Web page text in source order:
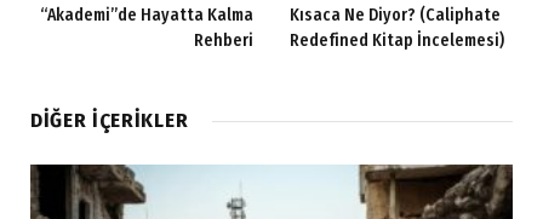
“Akademi”de Hayatta Kalma
Rehberi
Kısaca Ne Diyor? (Caliphate
Redefined Kitap İncelemesi)
DIĞER İÇERIKLER